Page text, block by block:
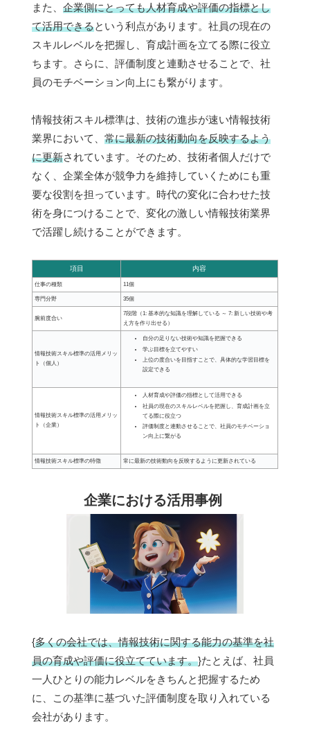
また、 企業側にとっても人材育成や評価の指標とし
て活用できるという利点があります。社員の現在の
スキルレベルを把握し、育成計画を立てる際に役立
ちます。さらに、評価制度と連動させることで、社
員のモチベーション向上にも繋がります。
情報技術スキル標準は、技術の進歩が速い情報技術
業界において、 常に最新の技術動向を反映するよう
に更新されています。そのため、技術者個人だけで
なく、企業全体が競争力を維持していくためにも重
要な役割を担っています。時代の変化に合わせた技
術を身につけることで、変化の激しい情報技術業界
で活躍し続けることができます。
項目 内容
仕事の種類 11個
専門分野 35個
腕前度合い
7段階（1: 基本的な知識を理解している ～ 7: 新しい技術や考
え方を作り出せる）
情報技術スキル標準の活用メリッ
ト（個人）
自分の足りない技術や知識を把握できる
学ぶ目標を立てやすい
上位の度合いを目指すことで、具体的な学習目標を
設定できる
情報技術スキル標準の活用メリッ
ト（企業）
人材育成や評価の指標として活用できる
社員の現在のスキルレベルを把握し、育成計画を立
てる際に役立つ
評価制度と連動させることで、社員のモチベーショ
ン向上に繋がる
情報技術スキル標準の特徴 常に最新の技術動向を反映するように更新されている
企業における活用事例
{多くの会社では、情報技術に関する能力の基準を社
員の育成や評価に役立てています。}たとえば、社員
一人ひとりの能力レベルをきちんと把握するため
に、この基準に基づいた評価制度を取り入れている
会社があります。